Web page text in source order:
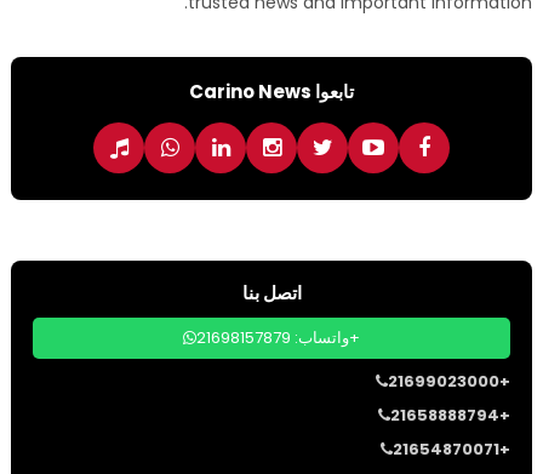
تابعوا Carino News
اتصل بنا
واتساب: 21698157879+
21699023000+
21658888794+
21654870071+